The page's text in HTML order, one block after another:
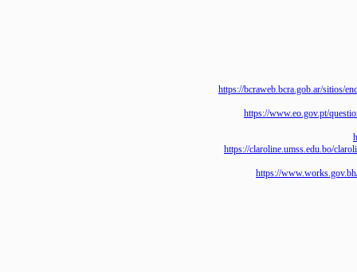
https://bcraweb.bcra.gob.ar/
https://www.eo.gov.pt/
https://claroline.umss.edu.bo/
https://